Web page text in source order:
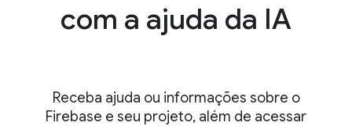
com a ajuda da IA
Receba ajuda ou informações sobre o
Firebase e seu projeto, além de acessar